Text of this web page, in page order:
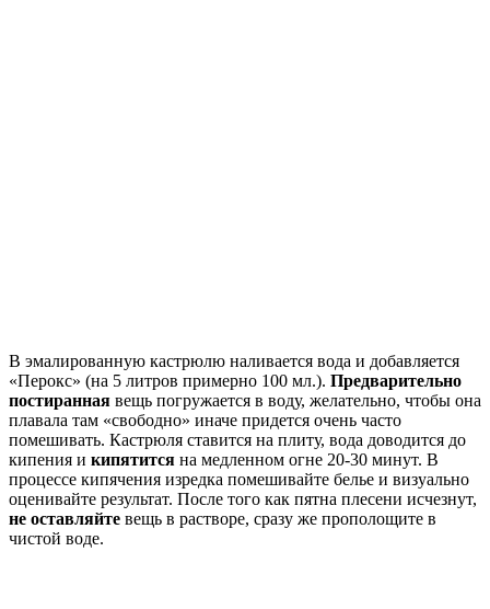
В эмалированную кастрюлю наливается вода и добавляется
«Перокс» (на 5 литров примерно 100 мл.). Предварительно
постиранная вещь погружается в воду, желательно, чтобы она
плавала там «свободно» иначе придется очень часто
помешивать. Кастрюля ставится на плиту, вода доводится до
кипения и кипятится на медленном огне 20-30 минут. В
процессе кипячения изредка помешивайте белье и визуально
оценивайте результат. После того как пятна плесени исчезнут,
не оставляйте вещь в растворе, сразу же прополощите в
чистой воде.